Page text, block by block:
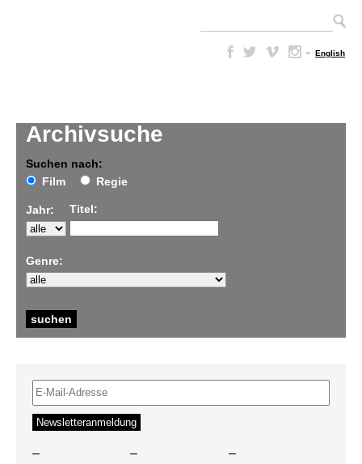
– English
Archivsuche
Suchen nach:
Film
Regie
Jahr: Titel:
Genre:
– – –